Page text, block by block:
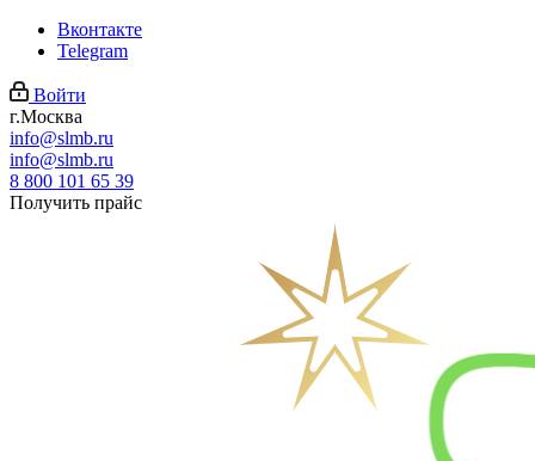
Вконтакте
Telegram
Войти
г.Москва
info@slmb.ru
info@slmb.ru
8 800 101 65 39
Получить прайс